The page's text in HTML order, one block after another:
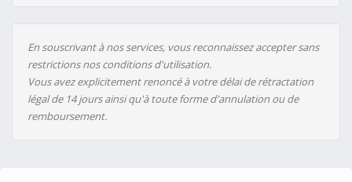
En souscrivant à nos services, vous reconnaissez accepter sans
restrictions nos conditions d'utilisation.
Vous avez explicitement renoncé à votre délai de rétractation
légal de 14 jours ainsi qu'à toute forme d'annulation ou de
remboursement.